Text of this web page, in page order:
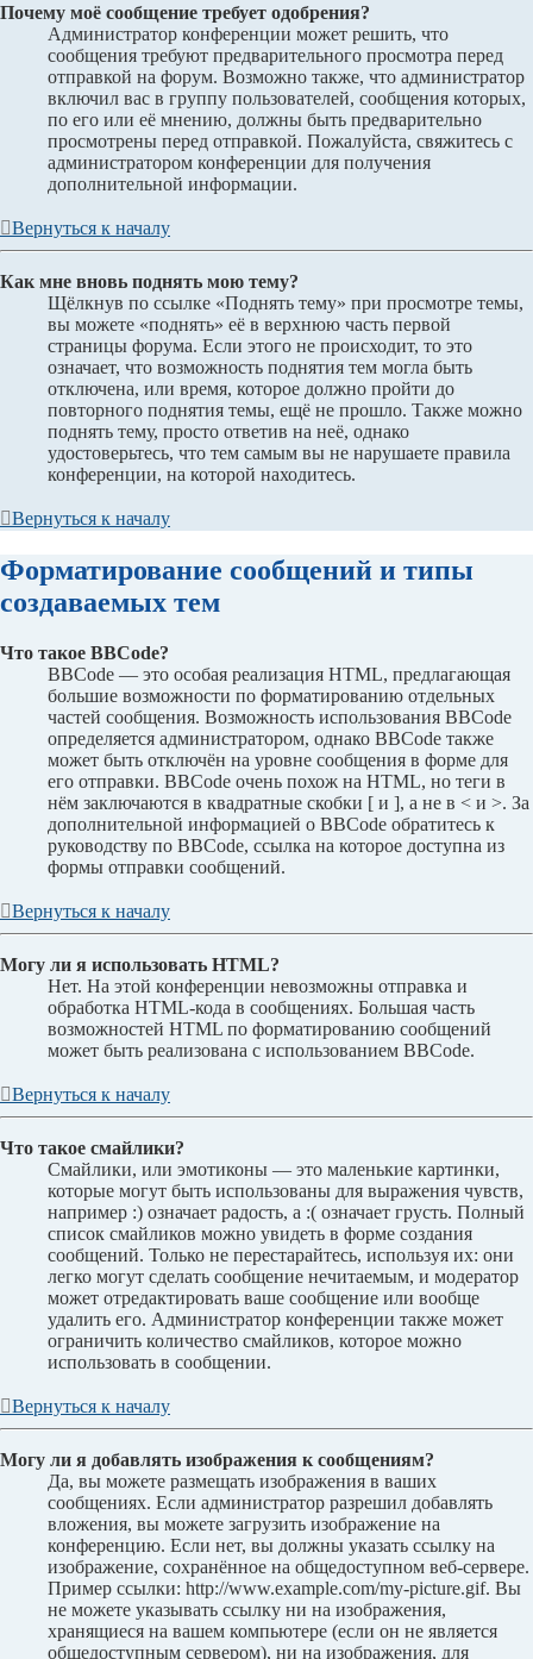
Почему моё сообщение требует одобрения?
Администратор конференции может решить, что
сообщения требуют предварительного просмотра перед
отправкой на форум. Возможно также, что администратор
включил вас в группу пользователей, сообщения которых,
по его или её мнению, должны быть предварительно
просмотрены перед отправкой. Пожалуйста, свяжитесь с
администратором конференции для получения
дополнительной информации.
Вернуться к началу
Как мне вновь поднять мою тему?
Щёлкнув по ссылке «Поднять тему» при просмотре темы,
вы можете «поднять» её в верхнюю часть первой
страницы форума. Если этого не происходит, то это
означает, что возможность поднятия тем могла быть
отключена, или время, которое должно пройти до
повторного поднятия темы, ещё не прошло. Также можно
поднять тему, просто ответив на неё, однако
удостоверьтесь, что тем самым вы не нарушаете правила
конференции, на которой находитесь.
Вернуться к началу
Форматирование сообщений и типы
создаваемых тем
Что такое BBCode?
BBCode — это особая реализация HTML, предлагающая
большие возможности по форматированию отдельных
частей сообщения. Возможность использования BBCode
определяется администратором, однако BBCode также
может быть отключён на уровне сообщения в форме для
его отправки. BBCode очень похож на HTML, но теги в
нём заключаются в квадратные скобки [ и ], а не в < и >. За
дополнительной информацией о BBCode обратитесь к
руководству по BBCode, ссылка на которое доступна из
формы отправки сообщений.
Вернуться к началу
Могу ли я использовать HTML?
Нет. На этой конференции невозможны отправка и
обработка HTML-кода в сообщениях. Большая часть
возможностей HTML по форматированию сообщений
может быть реализована с использованием BBCode.
Вернуться к началу
Что такое смайлики?
Смайлики, или эмотиконы — это маленькие картинки,
которые могут быть использованы для выражения чувств,
например :) означает радость, а :( означает грусть. Полный
список смайликов можно увидеть в форме создания
сообщений. Только не перестарайтесь, используя их: они
легко могут сделать сообщение нечитаемым, и модератор
может отредактировать ваше сообщение или вообще
удалить его. Администратор конференции также может
ограничить количество смайликов, которое можно
использовать в сообщении.
Вернуться к началу
Могу ли я добавлять изображения к сообщениям?
Да, вы можете размещать изображения в ваших
сообщениях. Если администратор разрешил добавлять
вложения, вы можете загрузить изображение на
конференцию. Если нет, вы должны указать ссылку на
изображение, сохранённое на общедоступном веб-сервере.
Пример ссылки: http://www.example.com/my-picture.gif. Вы
не можете указывать ссылку ни на изображения,
хранящиеся на вашем компьютере (если он не является
общедоступным сервером), ни на изображения, для